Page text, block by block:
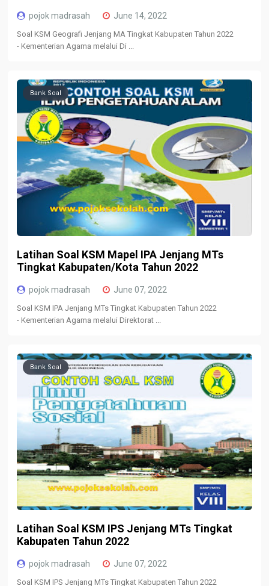
pojok madrasah June 14, 2022
Soal KSM Geografi Jenjang MA Tingkat Kabupaten Tahun 2022
- Kementerian Agama melalui Di ...
Bank Soal
Latihan Soal KSM Mapel IPA Jenjang MTs
Tingkat Kabupaten/Kota Tahun 2022
pojok madrasah June 07, 2022
Soal KSM IPA Jenjang MTs Tingkat Kabupaten Tahun 2022
- Kementerian Agama melalui Direktorat ...
Bank Soal
Latihan Soal KSM IPS Jenjang MTs Tingkat
Kabupaten Tahun 2022
pojok madrasah June 07, 2022
Soal KSM IPS Jenjang MTs Tingkat Kabupaten Tahun 2022